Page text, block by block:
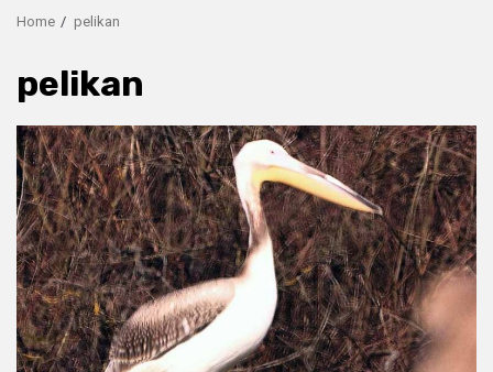
Home pelikan
pelikan